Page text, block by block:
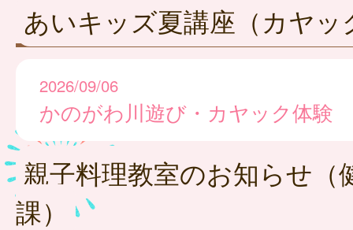
あいキッズ夏講座（カヤッ
2026/09/06
かのがわ川遊び・カヤック体験
親子料理教室のお知らせ（
課）